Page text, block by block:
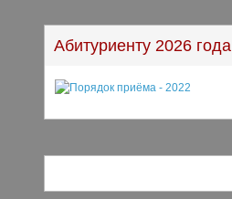
Абитуриенту 2026 года